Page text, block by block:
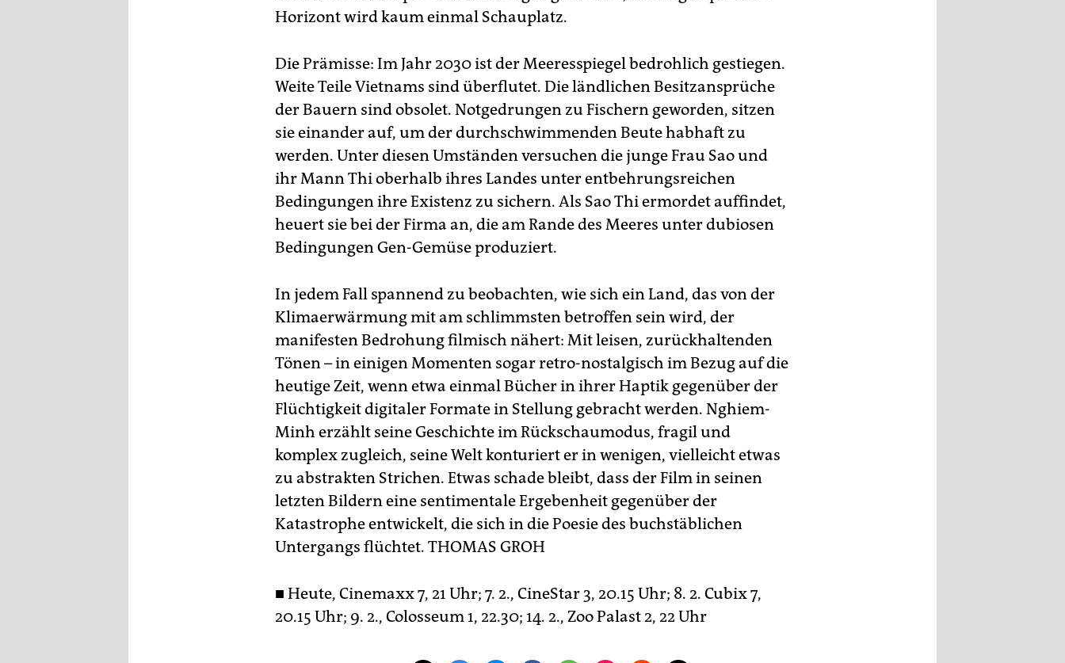
Horizont wird kaum einmal Schauplatz.
Die Prämisse: Im Jahr 2030 ist der Meeresspiegel bedrohlich gestiegen.
Weite Teile Vietnams sind überflutet. Die ländlichen Besitzansprüche
der Bauern sind obsolet. Notgedrungen zu Fischern geworden, sitzen
sie einander auf, um der durchschwimmenden Beute habhaft zu
werden. Unter diesen Umständen versuchen die junge Frau Sao und
ihr Mann Thi oberhalb ihres Landes unter entbehrungsreichen
Bedingungen ihre Existenz zu sichern. Als Sao Thi ermordet auffindet,
heuert sie bei der Firma an, die am Rande des Meeres unter dubiosen
Bedingungen Gen-Gemüse produziert.
In jedem Fall spannend zu beobachten, wie sich ein Land, das von der
Klimaerwärmung mit am schlimmsten betroffen sein wird, der
manifesten Bedrohung filmisch nähert: Mit leisen, zurückhaltenden
Tönen – in einigen Momenten sogar retro-nostalgisch im Bezug auf die
heutige Zeit, wenn etwa einmal Bücher in ihrer Haptik gegenüber der
Flüchtigkeit digitaler Formate in Stellung gebracht werden. Nghiem-
Minh erzählt seine Geschichte im Rückschaumodus, fragil und
komplex zugleich, seine Welt konturiert er in wenigen, vielleicht etwas
zu abstrakten Strichen. Etwas schade bleibt, dass der Film in seinen
letzten Bildern eine sentimentale Ergebenheit gegenüber der
Katastrophe entwickelt, die sich in die Poesie des buchstäblichen
Untergangs flüchtet. THOMAS GROH
■ Heute, Cinemaxx 7, 21 Uhr; 7. 2., CineStar 3, 20.15 Uhr; 8. 2. Cubix 7,
20.15 Uhr; 9. 2., Colosseum 1, 22.30; 14. 2., Zoo Palast 2, 22 Uhr